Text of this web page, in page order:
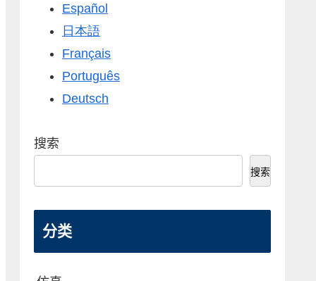
Español
日本語
Français
Português
Deutsch
搜索
搜索
分类